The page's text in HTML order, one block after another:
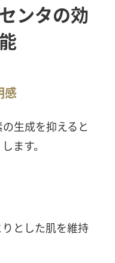
ンタの効
感
生成を抑えると
ます。
とした肌を維持